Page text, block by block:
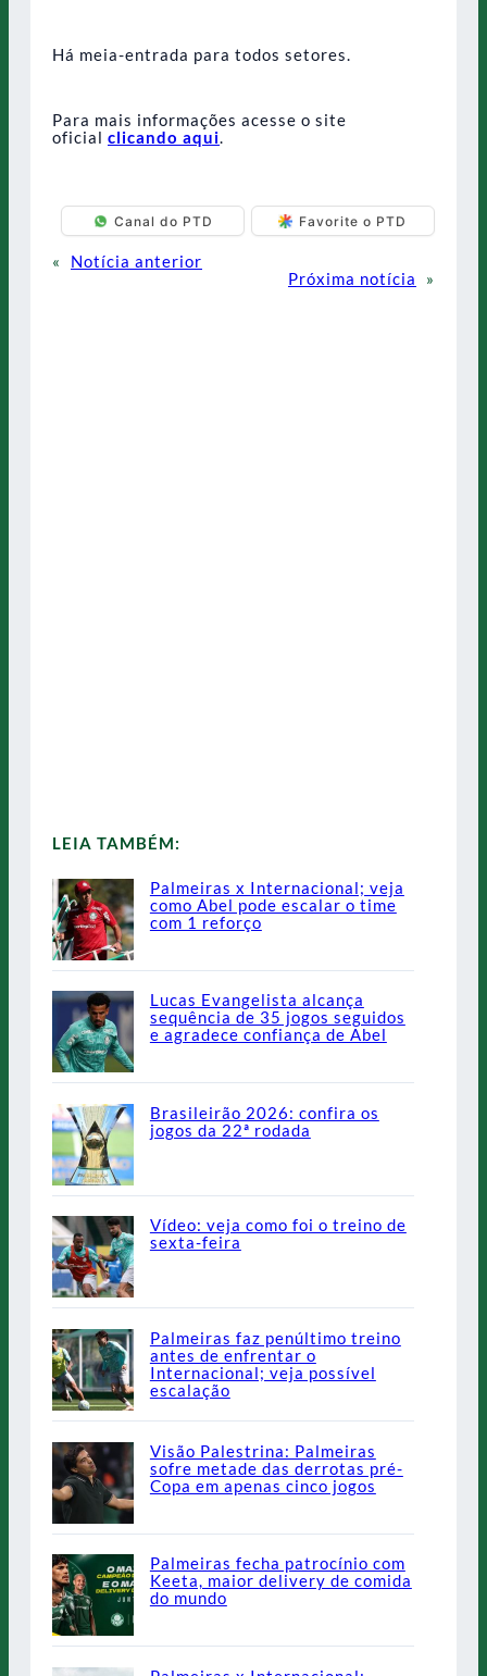
Há meia-entrada para todos setores.
Para mais informações acesse o site
oficial clicando aqui.
Canal do PTD Favorite o PTD
«
Notícia anterior
Próxima notícia
»
LEIA TAMBÉM:
Palmeiras x Internacional; veja
como Abel pode escalar o time
com 1 reforço
Lucas Evangelista alcança
sequência de 35 jogos seguidos
e agradece confiança de Abel
Brasileirão 2026: confira os
jogos da 22ª rodada
Vídeo: veja como foi o treino de
sexta-feira
Palmeiras faz penúltimo treino
antes de enfrentar o
Internacional; veja possível
escalação
Visão Palestrina: Palmeiras
sofre metade das derrotas pré-
Copa em apenas cinco jogos
Palmeiras fecha patrocínio com
Keeta, maior delivery de comida
do mundo